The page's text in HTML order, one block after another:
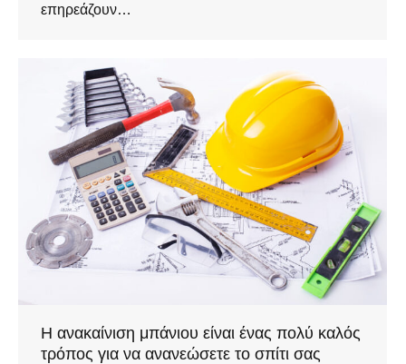
επηρεάζουν…
Η ανακαίνιση μπάνιου είναι ένας πολύ καλός
τρόπος για να ανανεώσετε το σπίτι σας